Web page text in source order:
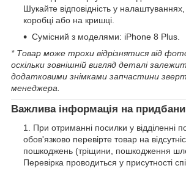
Шукайте відповідність у
коробці або на кришці.
Сумісний з моделями: iPhone 8 Plus.
* Товар може трохи відрізнятися від
оскільки зовнішній вигляд деталі
додатковими знімками запчастини
менеджера.
Важлива інформація на
При отриманні посилки у відділенні
обов'язково перевірте товар на
пошкоджень (тріщини, пошкодження
Перевірка проводиться у присутності